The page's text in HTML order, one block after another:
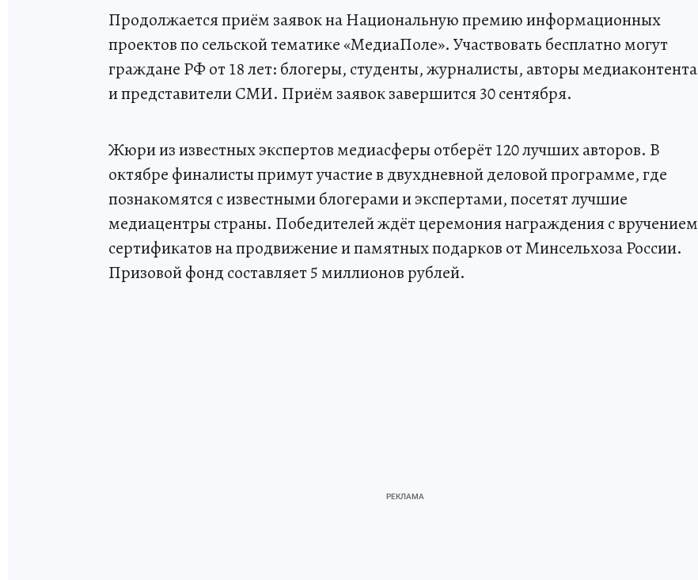
Продолжается приём заявок на Национальную премию информационных
проектов по сельской тематике «МедиаПоле». Участвовать бесплатно могут
граждане РФ от 18 лет: блогеры, студенты, журналисты, авторы медиаконтента
и представители СМИ. Приём заявок завершится 30 сентября.
Жюри из известных экспертов медиасферы отберёт 120 лучших авторов. В
октябре финалисты примут участие в двухдневной деловой программе, где
познакомятся с известными блогерами и экспертами, посетят лучшие
медиацентры страны. Победителей ждёт церемония награждения с вручением
сертификатов на продвижение и памятных подарков от Минсельхоза России.
Призовой фонд составляет 5 миллионов рублей.